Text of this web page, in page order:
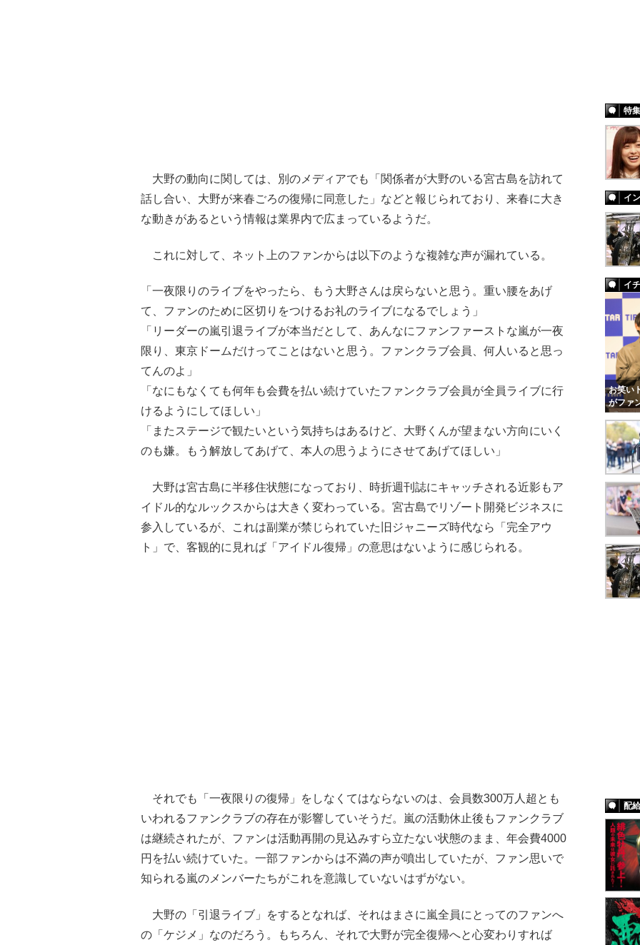
大野の動向に関しては、別のメディアでも「関係者が大野のいる宮古島を訪れて
話し合い、大野が来春ごろの復帰に同意した」などと報じられており、来春に大き
な動きがあるという情報は業界内で広まっているようだ。
これに対して、ネット上のファンからは以下のような複雑な声が漏れている。
「一夜限りのライブをやったら、もう大野さんは戻らないと思う。重い腰をあげ
て、ファンのために区切りをつけるお礼のライブになるでしょう」
「リーダーの嵐引退ライブが本当だとして、あんなにファンファーストな嵐が一夜
限り、東京ドームだけってことはないと思う。ファンクラブ会員、何人いると思っ
てんのよ」
「なにもなくても何年も会費を払い続けていたファンクラブ会員が全員ライブに行
けるようにしてほしい」
「またステージで観たいという気持ちはあるけど、大野くんが望まない方向にいく
のも嫌。もう解放してあげて、本人の思うようにさせてあげてほしい」
大野は宮古島に半移住状態になっており、時折週刊誌にキャッチされる近影もア
イドル的なルックスからは大きく変わっている。宮古島でリゾート開発ビジネスに
参入しているが、これは副業が禁じられていた旧ジャニーズ時代なら「完全アウ
ト」で、客観的に見れば「アイドル復帰」の意思はないように感じられる。
それでも「一夜限りの復帰」をしなくてはならないのは、会員数300万人超とも
いわれるファンクラブの存在が影響していそうだ。嵐の活動休止後もファンクラブ
は継続されたが、ファンは活動再開の見込みすら立たない状態のまま、年会費4000
円を払い続けていた。一部ファンからは不満の声が噴出していたが、ファン思いで
知られる嵐のメンバーたちがこれを意識していないはずがない。
大野の「引退ライブ」をするとなれば、それはまさに嵐全員にとってのファンへ
の「ケジメ」なのだろう。もちろん、それで大野が完全復帰へと心変わりすれば
特集
イ
イ
お笑い
がファ
配